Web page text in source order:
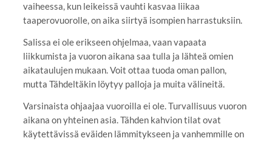
vaiheessa, kun leikeissä vauhti kasvaa liikaa
taaperovuorolle, on aika siirtyä isompien harrastuksiin.
Salissa ei ole erikseen ohjelmaa, vaan vapaata
liikkumista ja vuoron aikana saa tulla ja lähteä omien
aikataulujen mukaan. Voit ottaa tuoda oman pallon,
mutta Tähdeltäkin löytyy palloja ja muita välineitä.
Varsinaista ohjaajaa vuoroilla ei ole. Turvallisuus vuoron
aikana on yhteinen asia. Tähden kahvion tilat ovat
käytettävissä eväiden lämmitykseen ja vanhemmille on